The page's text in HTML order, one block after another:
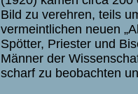
Bild zu verehren, teils
vermeintlichen neuen
Spötter, Priester und
Männer der
scharf zu beobachten